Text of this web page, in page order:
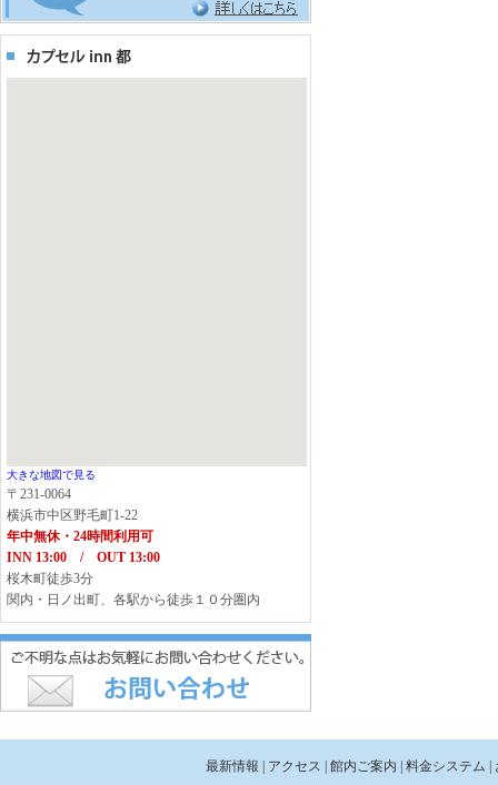
大きな地図で見る
〒231-0064
横浜市中区野毛町1-22
年中無休・24時間利用可
INN 13:00 / OUT 13:00
桜木町徒歩3分
関内・日ノ出町、各駅から徒歩１０分圏内
最新情報 | アクセス | 館内ご案内 | 料金システム